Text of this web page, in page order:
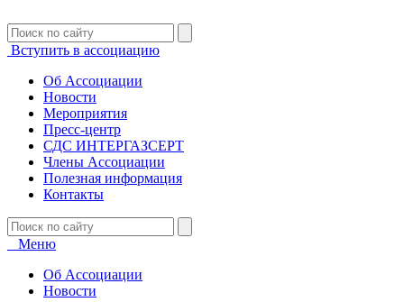
Вступить в ассоциацию
Об Ассоциации
Новости
Мероприятия
Пресс-центр
СДС ИНТЕРГАЗСЕРТ
Члены Ассоциации
Полезная информация
Контакты
Меню
Об Ассоциации
Новости